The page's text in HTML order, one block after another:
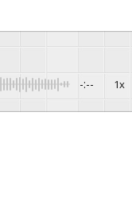
-:-- 1x